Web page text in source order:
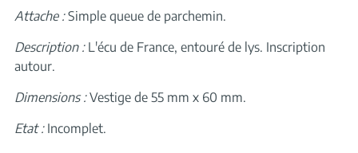
Attache :Simple queue de parchemin.
Description :L'écu de France, entouré de lys. Inscription
autour.
Dimensions :Vestige de 55 mm x 60 mm.
Etat : Incomplet.